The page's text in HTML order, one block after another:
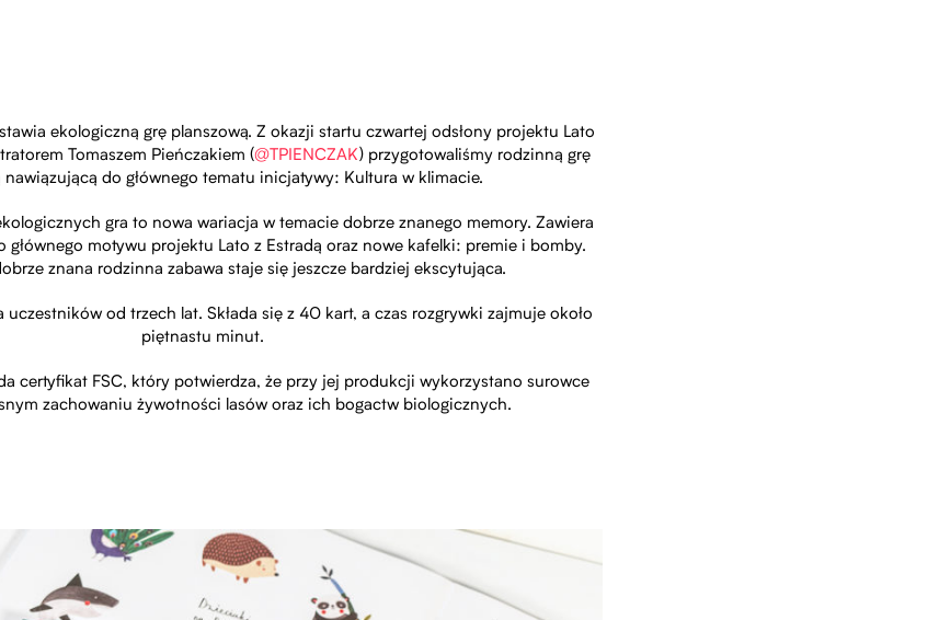
ekologiczną grę planszową. Z okazji startu czwartej odsłony projektu Lato
Tomaszem Pieńczakiem (@TPIENCZAK) przygotowaliśmy rodzinną grę
nawiązującą do głównego tematu inicjatywy: Kultura w klimacie.
gra to nowa wariacja w temacie dobrze znanego memory. Zawiera
głównego motywu projektu Lato z Estradą oraz nowe kafelki: premie i bomby.
znana rodzinna zabawa staje się jeszcze bardziej ekscytująca.
uczestników od trzech lat. Składa się z 40 kart, a czas rozgrywki zajmuje około
piętnastu minut.
certyfikat FSC, który potwierdza, że przy jej produkcji wykorzystano surowce
zachowaniu żywotności lasów oraz ich bogactw biologicznych.